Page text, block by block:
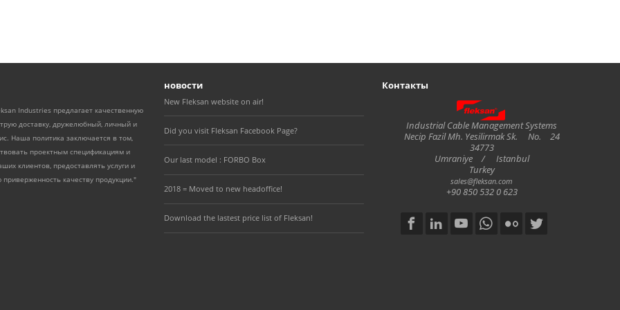
Industries предлагает качественную
доставку, дружелюбный, личный и
Наша политика заключается в том,
проектным спецификациям и
клиентов, предоставлять услуги и
качеству продукции."
новости
New Fleksan website on air!
Did you visit Fleksan Facebook Page?
Our last model : FORBO Box
2018 = Moved to new headoffice!
Download the lastest price list of Fleksan!
Контакты
Industrial Cable Management Systems
Necip Fazil Mh. Yesilirmak Sk.
No.
24
34773
Umraniye
/
Istanbul
Turkey
sales@fleksan.com
+90 850 532 0 623
Social